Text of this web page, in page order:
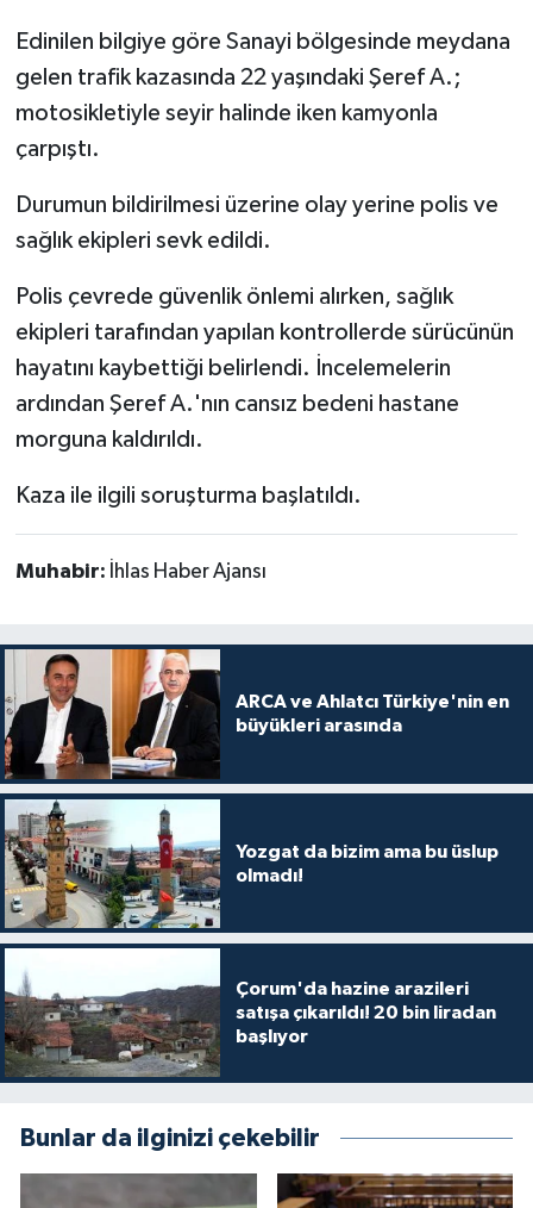
Edinilen bilgiye göre Sanayi bölgesinde meydana
gelen trafik kazasında 22 yaşındaki Şeref A.;
motosikletiyle seyir halinde iken kamyonla
çarpıştı.
Durumun bildirilmesi üzerine olay yerine polis ve
sağlık ekipleri sevk edildi.
Polis çevrede güvenlik önlemi alırken, sağlık
ekipleri tarafından yapılan kontrollerde sürücünün
hayatını kaybettiği belirlendi. İncelemelerin
ardından Şeref A.'nın cansız bedeni hastane
morguna kaldırıldı.
Kaza ile ilgili soruşturma başlatıldı.
Muhabir: İhlas Haber Ajansı
ARCA ve Ahlatcı Türkiye'nin en
büyükleri arasında
Yozgat da bizim ama bu üslup
olmadı!
Çorum'da hazine arazileri
satışa çıkarıldı! 20 bin liradan
başlıyor
Bunlar da ilginizi çekebilir